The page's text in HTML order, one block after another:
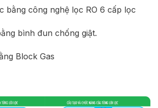
bằng công nghệ lọc RO 6 cấp lọc
bình đun chống giật.
Block Gas